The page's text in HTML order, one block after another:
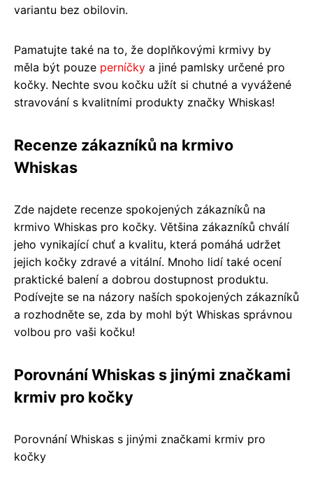
variantu bez obilovin.
Pamatujte také na to, že doplňkovými krmivy by
měla být pouze perníčky a jiné pamlsky určené pro
kočky. Nechte svou kočku užít si chutné a vyvážené
stravování s kvalitními produkty značky Whiskas!
Recenze zákazníků na krmivo
Whiskas
Zde najdete recenze spokojených zákazníků na
krmivo Whiskas pro kočky. Většina zákazníků chválí
jeho vynikající chuť a kvalitu, která pomáhá udržet
jejich kočky zdravé a vitální. Mnoho lidí také ocení
praktické balení a dobrou dostupnost produktu.
Podívejte se na názory naších spokojených zákazníků
a rozhodněte se, zda by mohl být Whiskas správnou
volbou pro vaši kočku!
Porovnání Whiskas s jinými značkami
krmiv pro kočky
Porovnání Whiskas s jinými značkami krmiv pro
kočky